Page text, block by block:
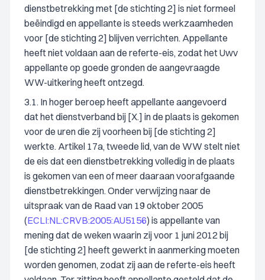
dienstbetrekking met [de stichting 2] is niet formeel
beëindigd en appellante is steeds werkzaamheden
voor [de stichting 2] blijven verrichten. Appellante
heeft niet voldaan aan de referte-eis, zodat het Uwv
appellante op goede gronden de aangevraagde
WW-uitkering heeft ontzegd.
3.1. In hoger beroep heeft appellante aangevoerd
dat het dienstverband bij [X.] in de plaats is gekomen
voor de uren die zij voorheen bij [de stichting 2]
werkte. Artikel 17a, tweede lid, van de WW stelt niet
de eis dat een dienstbetrekking volledig in de plaats
is gekomen van een of meer daaraan voorafgaande
dienstbetrekkingen. Onder verwijzing naar de
uitspraak van de Raad van 19 oktober 2005
(ECLI:NL:CRVB:2005:AU5156) is appellante van
mening dat de weken waarin zij voor 1 juni 2012 bij
[de stichting 2] heeft gewerkt in aanmerking moeten
worden genomen, zodat zij aan de referte-eis heeft